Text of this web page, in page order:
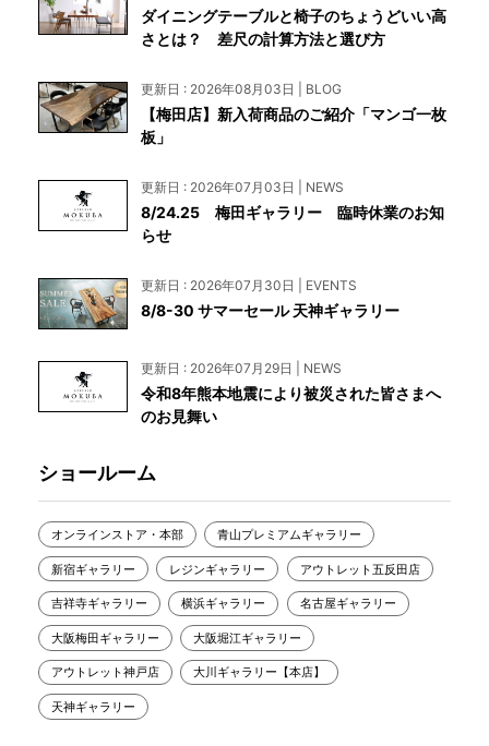
ダイニングテーブルと椅子のちょうどいい高
さとは？ 差尺の計算方法と選び方
更新日 : 2026年08月03日 | BLOG
【梅田店】新入荷商品のご紹介「マンゴ一枚
板」
更新日 : 2026年07月03日 | NEWS
8/24.25 梅田ギャラリー 臨時休業のお知
らせ
更新日 : 2026年07月30日 | EVENTS
8/8-30 サマーセール 天神ギャラリー
更新日 : 2026年07月29日 | NEWS
令和8年熊本地震により被災された皆さまへ
のお見舞い
ショールーム
オンラインストア・本部 青山プレミアムギャラリー
新宿ギャラリー レジンギャラリー アウトレット五反田店
吉祥寺ギャラリー 横浜ギャラリー 名古屋ギャラリー
大阪梅田ギャラリー 大阪堀江ギャラリー
アウトレット神戸店 大川ギャラリー【本店】
天神ギャラリー